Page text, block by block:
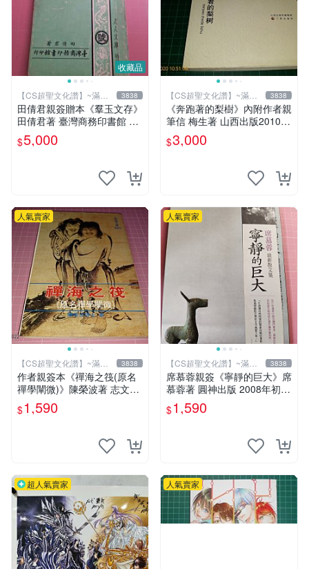
收藏品
【CS超聖文化讚】~滿千
元送運
3838
田倩君親簽贈本《羣玉文存》
田倩君著 臺灣商務印書館 民
國61年初版 有劃註記【CS超
聖文化讚】
$5,000
【CS超聖文化讚】~滿千
元送運
3838
《奔跑著的梨樹》內附作者親
筆信 梅生著 山西出版2010年
第一版一刷 【CS超聖文化
讚】
$3,000
人氣賣家
【CS超聖文化讚】~滿千
元送運
3838
作者親簽本《禪海之筏(原名
禪學闡微)》陳榮波著 志文出
版1993年再版 有註記【CS超
聖文化讚】
$1,590
人氣賣家
【CS超聖文化讚】~滿千
元送運
3838
席慕蓉親簽《寧靜的巨大》席
慕蓉著 圓神出版 2008年初版
【CS超聖文化讚】
$1,590
超人氣賣家 人氣賣家